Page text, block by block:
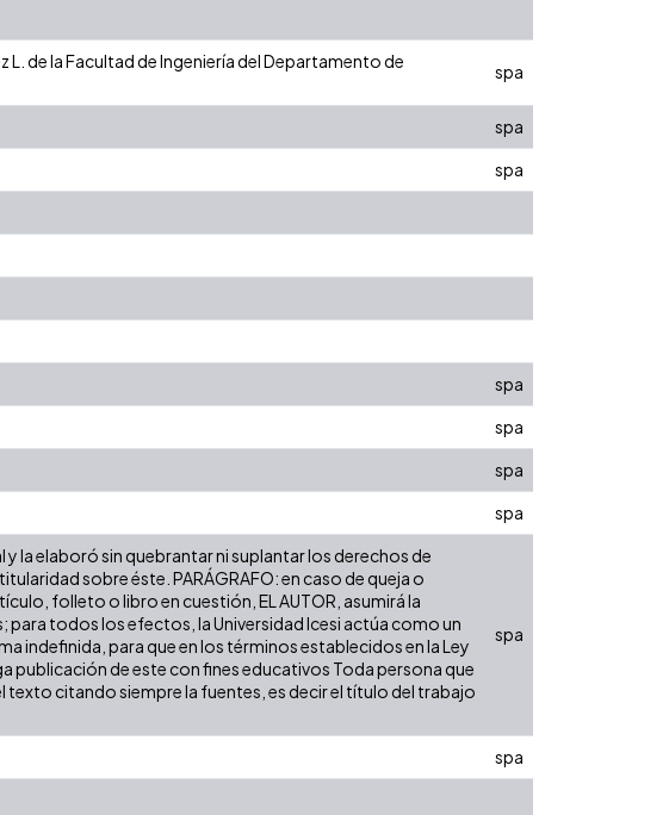
de la Facultad de Ingeniería del Departamento de
spa
spa
spa
spa
spa
spa
spa
la elaboró sin quebrantar ni suplantar los derechos de
sobre éste. PARÁGRAFO: en caso de queja o
folleto o libro en cuestión, EL AUTOR, asumirá la
todos los efectos, la Universidad Icesi actúa como un
indefinida, para que en los términos establecidos en la Ley
publicación de este con fines educativos Toda persona que
citando siempre la fuentes, es decir el título del trabajo
spa
spa